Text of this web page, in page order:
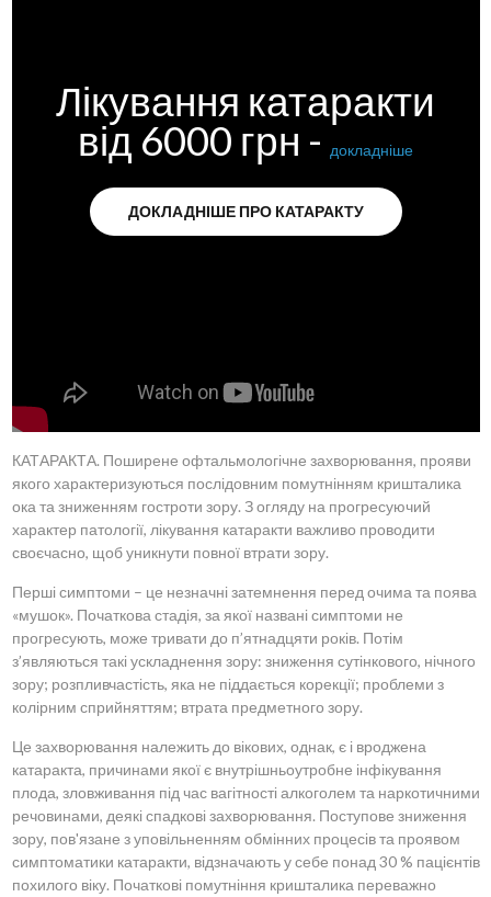
Лікування катаракти
від 6000 грн - докладніше
ДОКЛАДНІШЕ ПРО КАТАРАКТУ
КАТАРАКТА. Поширене офтальмологічне захворювання, прояви
якого характеризуються послідовним помутнінням кришталика
ока та зниженням гостроти зору. З огляду на прогресуючий
характер патології, лікування катаракти важливо проводити
своєчасно, щоб уникнути повної втрати зору.
Перші симптоми – це незначні затемнення перед очима та поява
«мушок». Початкова стадія, за якої названі симптоми не
прогресують, може тривати до п’ятнадцяти років. Потім
з’являються такі ускладнення зору: зниження сутінкового, нічного
зору; розпливчастість, яка не піддається корекції; проблеми з
колірним сприйняттям; втрата предметного зору.
Це захворювання належить до вікових, однак, є і вроджена
катаракта, причинами якої є внутрішньоутробне інфікування
плода, зловживання під час вагітності алкоголем та наркотичними
речовинами, деякі спадкові захворювання. Поступове зниження
зору, пов'язане з уповільненням обмінних процесів та проявом
симптоматики катаракти, відзначають у себе понад 30 % пацієнтів
похилого віку. Початкові помутніння кришталика переважно